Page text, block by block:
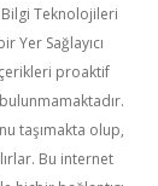
Bilgi Teknolojileri
Yer Sağlayıcı
proaktif
taşımakta olup,
Bu internet